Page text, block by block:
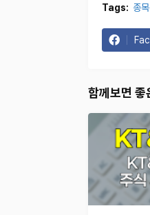
Tags: 종
함께보면 좋